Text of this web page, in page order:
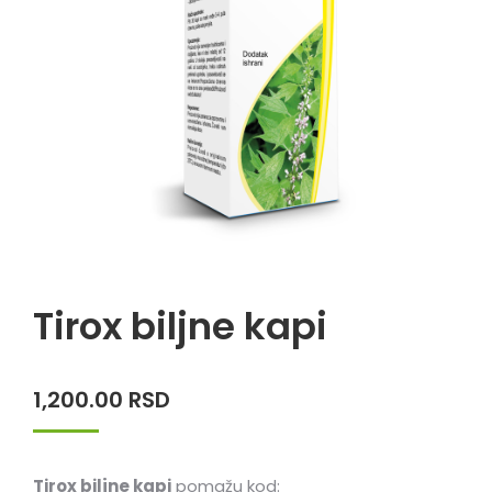
Tirox biljne kapi
1,200.00 RSD
Tirox biljne kapipomažu kod: